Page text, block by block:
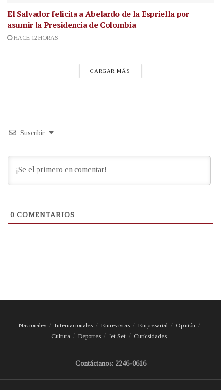
El Salvador felicita a Abelardo de la Espriella por
asumir la Presidencia de Colombia
HACE 12 HORAS
CARGAR MÁS
Suscribir
0 COMENTARIOS
Nacionales Internacionales Entrevistas Empresarial
Opinión
Cultura
Deportes Jet Set Curiosidades
Contáctanos: 2246-0616